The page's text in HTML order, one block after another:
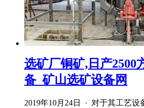
选矿厂铜矿,日产2500
备_矿山选矿设备网
2019年10月24日 · 对于其工艺